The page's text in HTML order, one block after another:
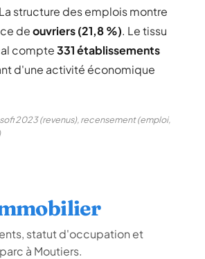
structure des emplois montre
deouvriers (21,8 %). Le tissu
compte331 établissements
d'une activité économique
2023 (revenus), recensement (emploi,
statut d'occupation et
à Moutiers.